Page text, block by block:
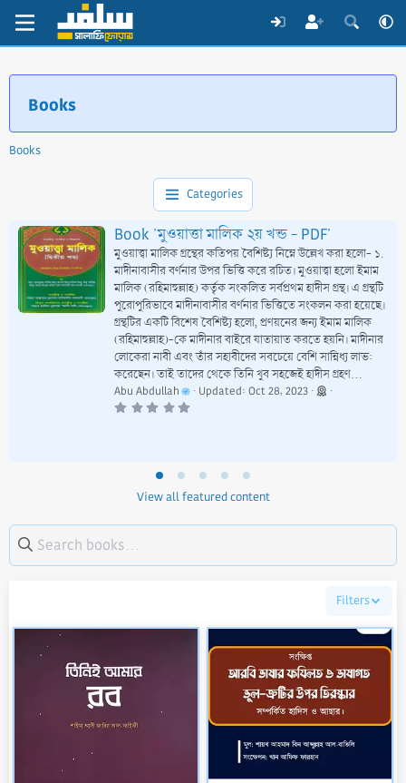
Books
Books
Categories
Book 'মুওয়াত্তা মালিক ২য় খন্ড - PDF'
মুওয়াত্ত্বা মালিক গ্রন্থের কতিপয় বৈশিষ্ট্য নিম্নে উল্লেখ করা হলো- ১.
মাদীনাবাসীর বর্ণনার উপর ভিত্তি করে রচিত। মুওয়াত্ত্বা হলো ইমাম
মালিক (রহিমাহুল্লাহ) কর্তৃক সংকলিত সর্বপ্রথম হাদীস গ্রন্থ। এ গ্রন্থটি
পুরোপুরিভাবে মাদীনাবাসীর বর্ণনার ভিত্তিতে সংকলন করা হয়েছে।
গ্রন্থটির একটি বিশেষ বৈশিষ্ট্য হলো, প্রণয়নের জন্য ইমাম মালিক
(রহিমাহুল্লাহ)-কে মাদীনার বাইরে যাতায়াত করতে হয়নি। মাদীনার
লোকেরা নাবী এবং তাঁর সহাবীদের সবচেয়ে বেশি সান্নিধ্য লাভ:
করেছেন। তাই তাদের থেকে তিনি খুব সহজেই হাদীস গ্রহণ...
Abu Abdullah Updated: Oct 28, 2023
(
s
View all featured content
Filters